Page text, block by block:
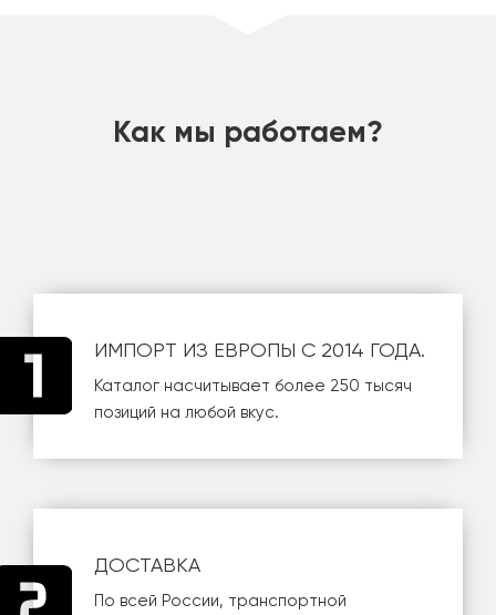
Как мы работаем?
ИМПОРТ ИЗ ЕВРОПЫ С 2014 ГОДА.
Каталог насчитывает более 250 тысяч
позиций на любой вкус.
ДОСТАВКА
По всей России, транспортной